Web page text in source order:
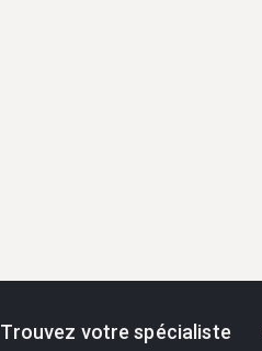
Trouvez votre spécialiste